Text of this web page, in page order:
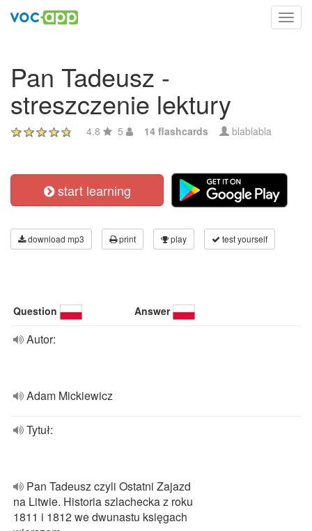
Pan Tadeusz -
streszczenie lektury
4.8 5 14 flashcards blablabla
start learning
download mp3 print play test yourself
Question Answer
Autor:
Adam Mickiewicz
Tytuł:
Pan Tadeusz czyli Ostatni Zajazd
na Litwie. Historia szlachecka z roku
1811 i 1812 we dwunastu księgach